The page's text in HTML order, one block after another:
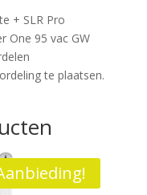
+ SLR Pro
One 95 vac GW
te plaatsen.